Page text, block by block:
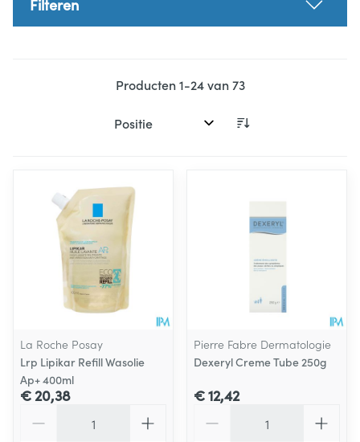
Filteren
Producten1-24van73
Sorteer op:
La Roche Posay
Lrp Lipikar Refill Wasolie
Ap+ 400ml
€ 20,38
Pierre Fabre Dermatologie
Dexeryl Creme Tube 250g
€ 12,42